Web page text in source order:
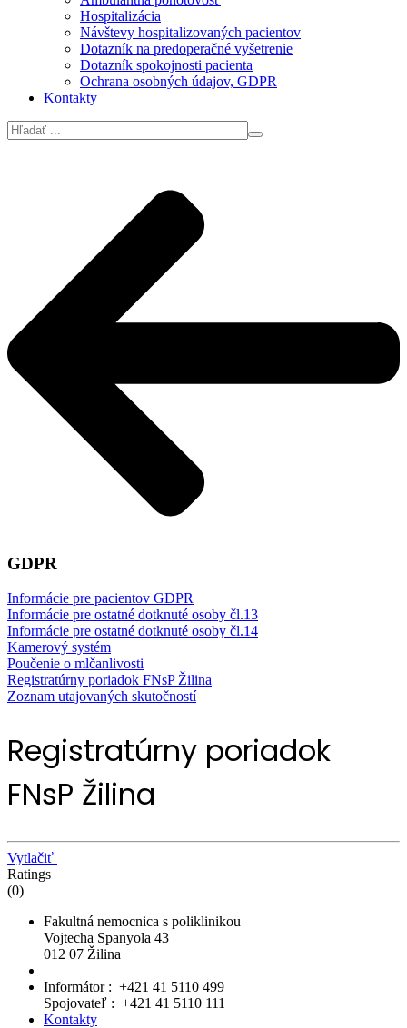
Hospitalizácia
Návštevy hospitalizovaných pacientov
Dotazník na predoperačné vyšetrenie
Dotazník spokojnosti pacienta
Ochrana osobných údajov, GDPR
Kontakty
GDPR
Informácie pre pacientov GDPR
Informácie pre ostatné dotknuté osoby čl.13
Informácie pre ostatné dotknuté osoby čl.14
Kamerový systém
Poučenie o mlčanlivosti
Registratúrny poriadok FNsP Žilina
Zoznam utajovaných skutočností
Registratúrny poriadok
FNsP Žilina
Vytlačiť
Ratings
(0)
Fakultná nemocnica s poliklinikou
Vojtecha Spanyola 43
012 07 Žilina
Informátor : +421 41 5110 499
Spojovateľ : +421 41 5110 111
Kontakty